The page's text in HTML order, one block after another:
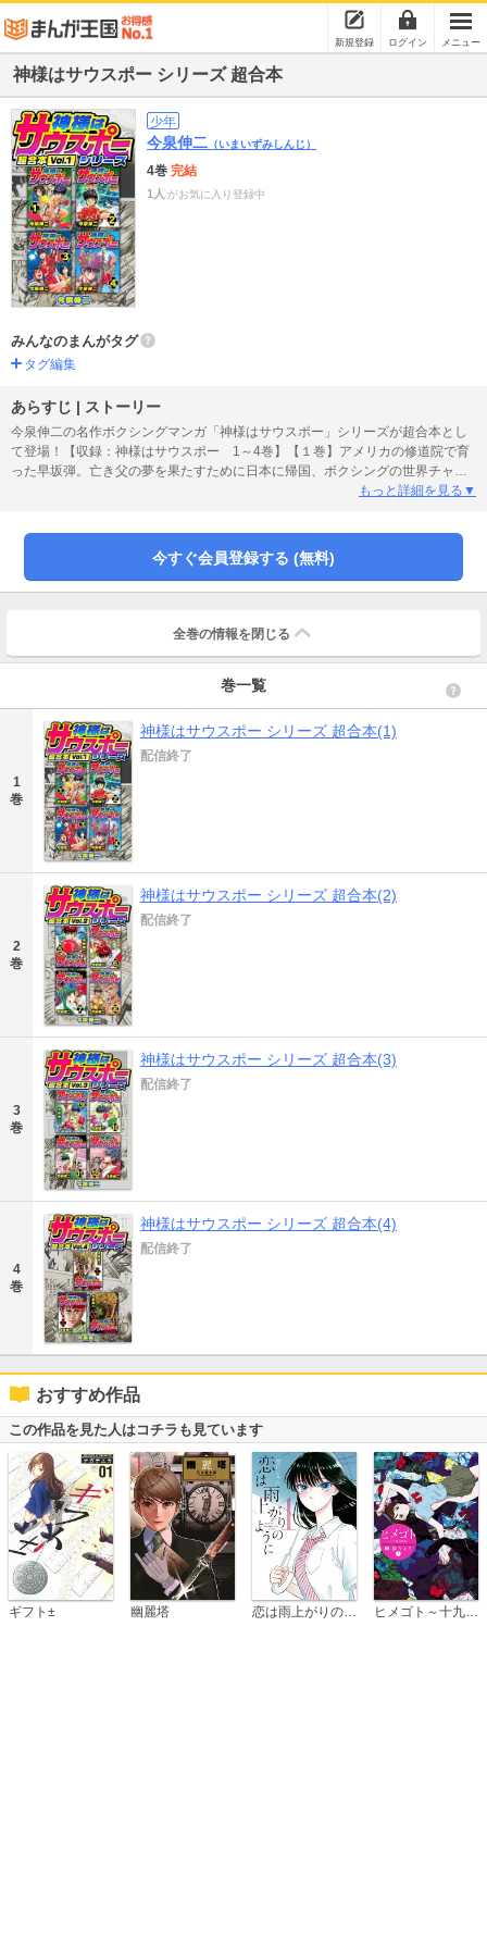
新規登録 ログイン メニュー
神様はサウスポー シリーズ 超合本
少年
今泉伸二 （いまいずみしんじ）
4巻 完結
1人 がお気に入り登録中
みんなのまんがタグ
タグ編集
あらすじ | ストーリー
今泉伸二の名作ボクシングマンガ「神様はサウスポー」シリーズが超合本とし
て登場！【収録：神様はサウスポー 1～4巻】【１巻】アメリカの修道院で育
った早坂弾。亡き父の夢を果たすために日本に帰国、ボクシングの世界チャン
ピオンを目指す！【２巻】デビュー戦で、「リング上の殺人鬼」と恐れられる
しまう。【４巻】因縁の対決で、雷鳳院第一の刺客・スネーキー・坂田を倒す
もっと詳細を見る▼
今すぐ会員登録する (無料)
全巻の情報を 閉じる
巻一覧
1
巻
神様はサウスポー シリーズ 超合本(1)
配信終了
2
巻
神様はサウスポー シリーズ 超合本(2)
配信終了
3
巻
神様はサウスポー シリーズ 超合本(3)
配信終了
4
巻
神様はサウスポー シリーズ 超合本(4)
配信終了
おすすめ作品
この作品を見た人はコチラも見ています
ギフト± 幽麗塔 ヒメゴト～十九歳の制服～